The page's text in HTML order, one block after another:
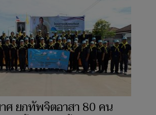
ศ ยกทัพจิตอาสา 80 คน